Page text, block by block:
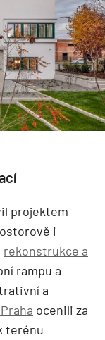
projektem
i
rekonstrukce a
rampu a
a
ocenili za
terénu